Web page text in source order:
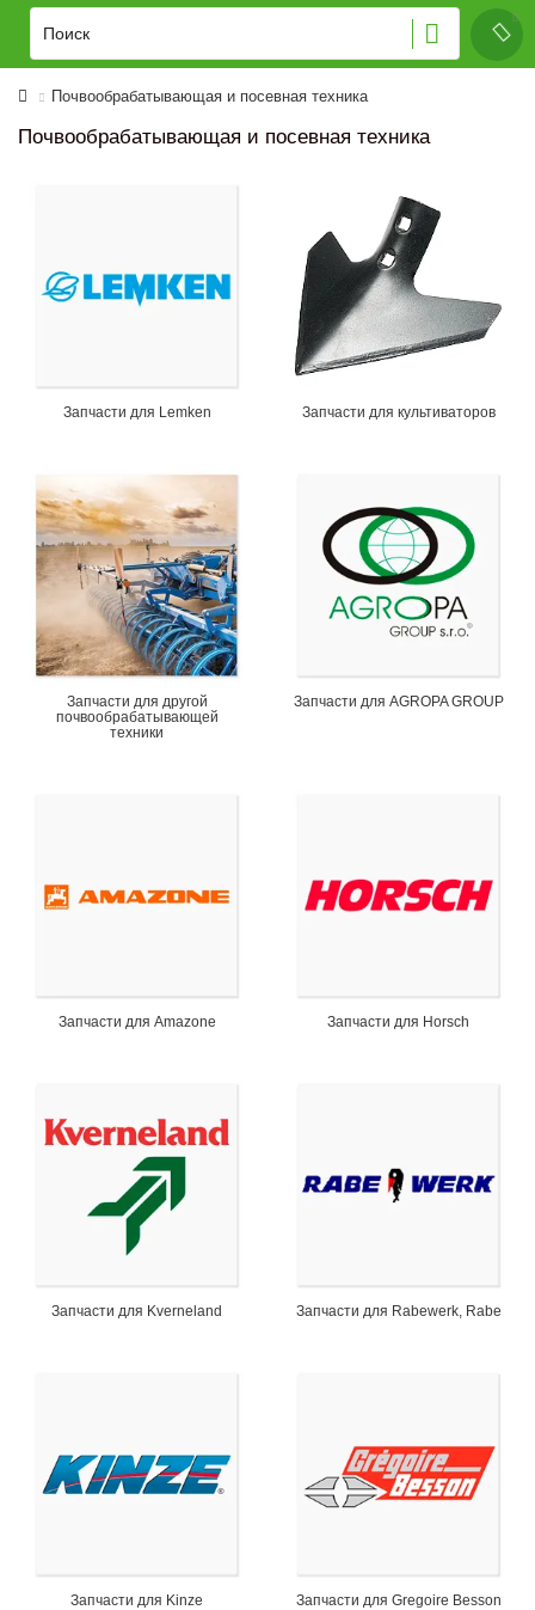
Почвообрабатывающая и посевная техника
Почвообрабатывающая и посевная техника
Запчасти для Lemken Запчасти для культиваторов
Запчасти для другой
почвообрабатывающей
техники
Запчасти для AGROPA GROUP
Запчасти для Amazone Запчасти для Horsch
Запчасти для Kverneland Запчасти для Rabewerk, Rabe
Запчасти для Kinze Запчасти для Gregoire Besson